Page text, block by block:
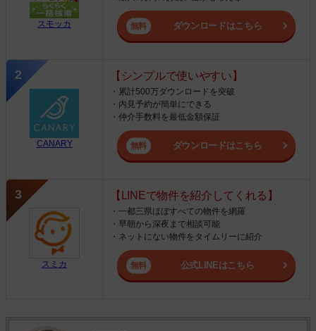
スモッカ ダウンロードはこちら
CANARY
【シンプルで使いやすい】
・累計500万ダウンロードを突破
・内見予約が簡単にできる
・仲介手数料を最低金額保証
ダウンロードはこちら
スミカ
【LINEで物件を紹介してくれる】
・一都三県ほぼすべての物件を網羅
・早朝から深夜まで相談可能
・ネットにない物件をタイムリーに紹介
公式LINEはこちら